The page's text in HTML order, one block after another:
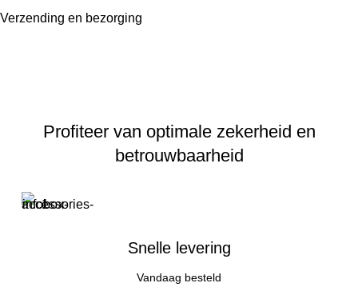
Verzending en bezorging
Profiteer van optimale zekerheid en
betrouwbaarheid
Snelle levering
Vandaag besteld